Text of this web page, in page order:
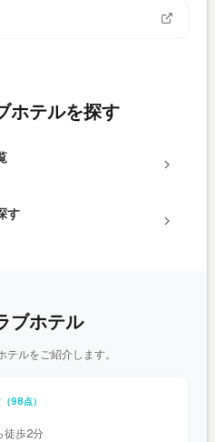
ホテルを探す
す
ブホテル
ルをご紹介します。
98点）
徒歩2分